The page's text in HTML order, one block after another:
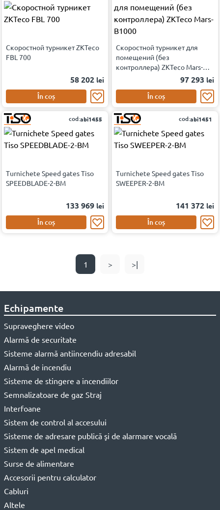
Скоростной турникет ZKTeco
FBL 700
58 202 lei
În coș
Скоростной турникет для
помещений (без
контроллера) ZKTeco Mars-
97 293 lei
În coș
cod:abi1455
Turnichete Speed gates Tiso
SPEEDBLADE-2-BM
133 969 lei
În coș
cod:abi1451
Turnichete Speed gates Tiso
SWEEPER-2-BM
141 372 lei
În coș
1 > >|
Echipamente
Supraveghere video
Alarmă de securitate
Sisteme alarmă antiincendiu adresabil
Alarmă de incendiu
Sisteme de stingere a incendiilor
Semnalizatoare de gaz Straj
Interfoane
Sistem de control al accesului
Sisteme de adresare publică şi de alarmare vocală
Sistem de apel medical
Surse de alimentare
Accesorii pentru calculator
Cabluri
Altele